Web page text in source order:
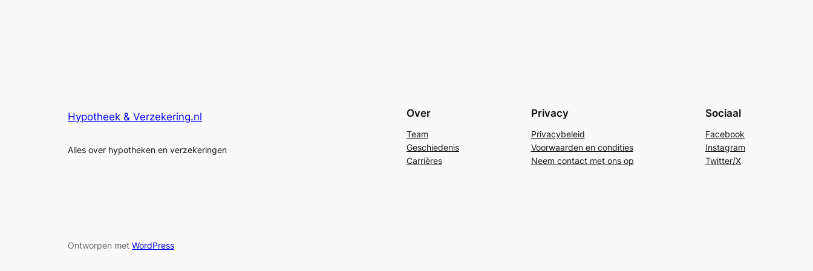
Hypotheek & Verzekering.nl
Alles over hypotheken en verzekeringen
Over
Team
Geschiedenis
Carrières
Privacy
Privacybeleid
Voorwaarden en condities
Neem contact met ons op
Sociaal
Facebook
Instagram
Twitter/X
Ontworpen met WordPress